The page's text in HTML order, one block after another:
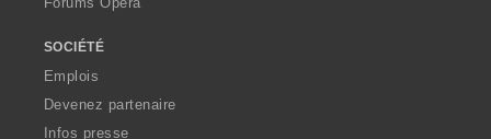
SOCIÉTÉ
Emplois
Devenez partenaire
Infos presse